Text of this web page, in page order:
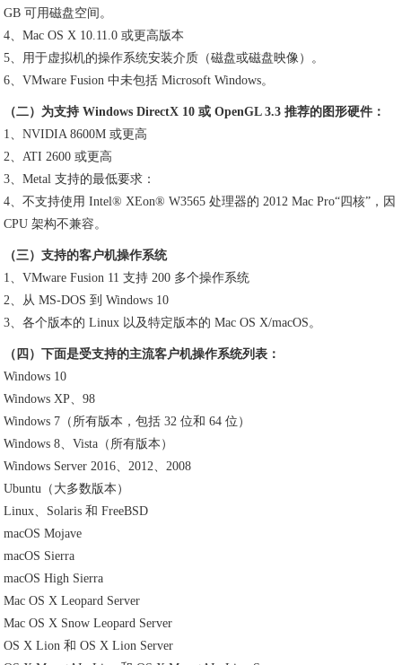
GB 可用磁盘空间。
4、Mac OS X 10.11.0 或更高版本
5、用于虚拟机的操作系统安装介质（磁盘或磁盘映像）。
6、VMware Fusion 中未包括 Microsoft Windows。
（二）为支持 Windows DirectX 10 或 OpenGL 3.3 推荐的图形硬件：
1、NVIDIA 8600M 或更高
2、ATI 2600 或更高
3、Metal 支持的最低要求：
4、不支持使用 Intel® XEon® W3565 处理器的 2012 Mac Pro“四核”，因
CPU 架构不兼容。
（三）支持的客户机操作系统
1、VMware Fusion 11 支持 200 多个操作系统
2、从 MS-DOS 到 Windows 10
3、各个版本的 Linux 以及特定版本的 Mac OS X/macOS。
（四）下面是受支持的主流客户机操作系统列表：
Windows 10
Windows XP、98
Windows 7（所有版本，包括 32 位和 64 位）
Windows 8、Vista（所有版本）
Windows Server 2016、2012、2008
Ubuntu（大多数版本）
Linux、Solaris 和 FreeBSD
macOS Mojave
macOS Sierra
macOS High Sierra
Mac OS X Leopard Server
Mac OS X Snow Leopard Server
OS X Lion 和 OS X Lion Server